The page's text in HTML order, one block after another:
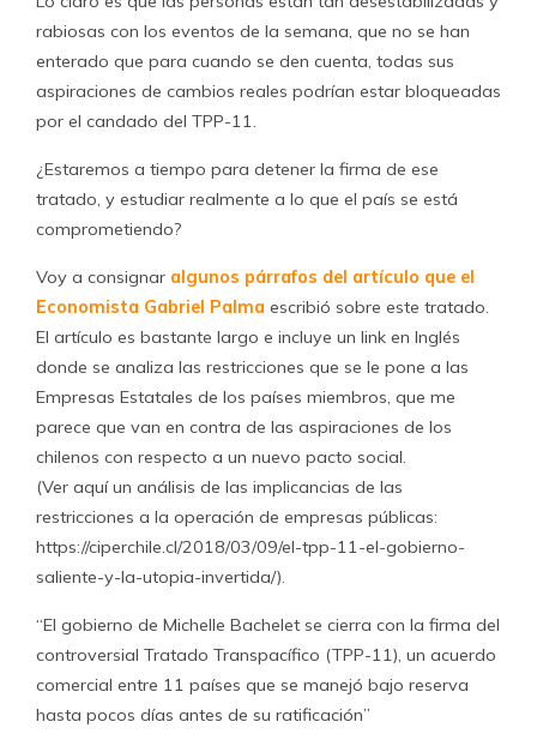
rabiosas con los eventos de la semana, que no se han
enterado que para cuando se den cuenta, todas sus
aspiraciones de cambios reales podrían estar bloqueadas
por el candado del TPP-11.
¿Estaremos a tiempo para detener la firma de ese
tratado, y estudiar realmente a lo que el país se está
comprometiendo?
Voy a consignar algunos párrafos del artículo que el
Economista Gabriel Palma escribió sobre este tratado.
El artículo es bastante largo e incluye un link en Inglés
donde se analiza las restricciones que se le pone a las
Empresas Estatales de los países miembros, que me
parece que van en contra de las aspiraciones de los
chilenos con respecto a un nuevo pacto social.
(Ver aquí un análisis de las implicancias de las
restricciones a la operación de empresas públicas:
https://ciperchile.cl/2018/03/09/el-tpp-11-el-gobierno-
saliente-y-la-utopia-invertida/).
“El gobierno de Michelle Bachelet se cierra con la firma del
controversial Tratado Transpacífico (TPP-11), un acuerdo
comercial entre 11 países que se manejó bajo reserva
hasta pocos días antes de su ratificación”